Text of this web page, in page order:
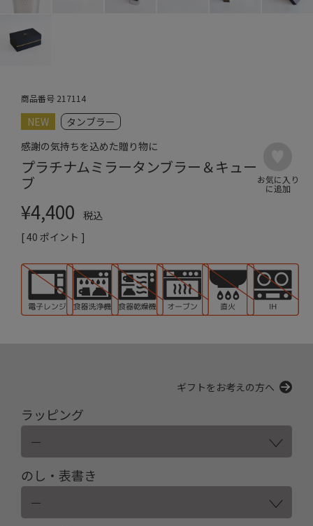
商品番号 217114
NEW
タンブラー
感謝の気持ちを込めた贈り物に
プラチナムミラータンブラー＆キュー
ブ
¥4,400
税込
[40 ポイント ]
ギフトをお考えの方へ
ラッピング
のし・表書き